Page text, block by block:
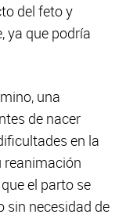
del feto y
ya que podría
una
de nacer
en la
reanimación
el parto se
sin necesidad de